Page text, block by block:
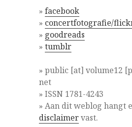
»facebook
» concertfotografie/
» goodreads
»tumblr
» public [at] volume12
net
» ISSN 1781-4243
» Aan dit weblog hangt
disclaimervast.